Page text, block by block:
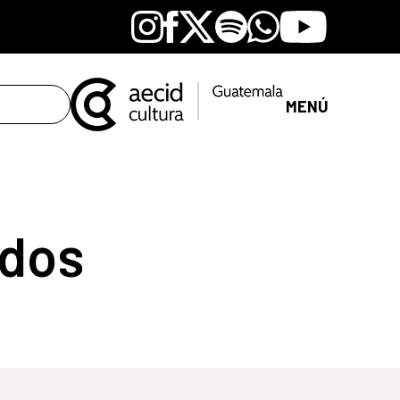
Instagram
Facebook
X SpotifyWhatsapp
Youtube
MENÚ